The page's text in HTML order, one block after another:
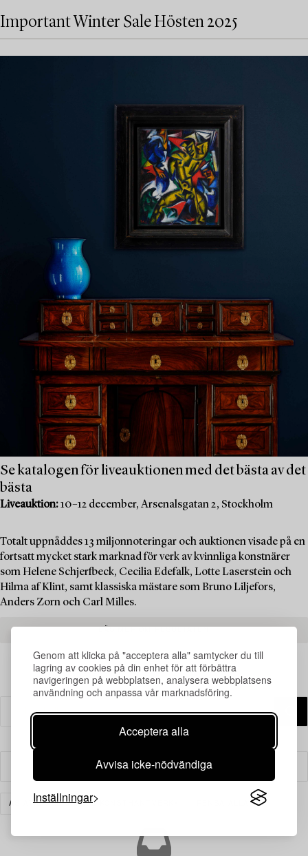
Genom att klicka på "acceptera alla" samtycker du till
lagring av cookies på din enhet för att förbättra
navigeringen på webbplatsen, analysera webbplatsens
användning och anpassa vår marknadsföring.
Acceptera alla
Avvisa icke-nödvändiga
Inställningar
Important Winter Sale Hösten 2025
Se katalogen för liveauktionen med det bästa av det
bästa
Liveauktion:10–12 december, Arsenalsgatan 2, Stockholm
Totalt uppnåddes 13 miljonnoteringar och auktionen visade på en
fortsatt mycket stark marknad för verk av kvinnliga konstnärer
som Helene Schjerfbeck, Cecilia Edefalk, Lotte Laserstein och
Hilma af Klint, samt klassiska mästare som Bruno Liljefors,
Anders Zorn och Carl Milles.
Filter
ASIATISK KERAMIK & KONSTHANTVERK